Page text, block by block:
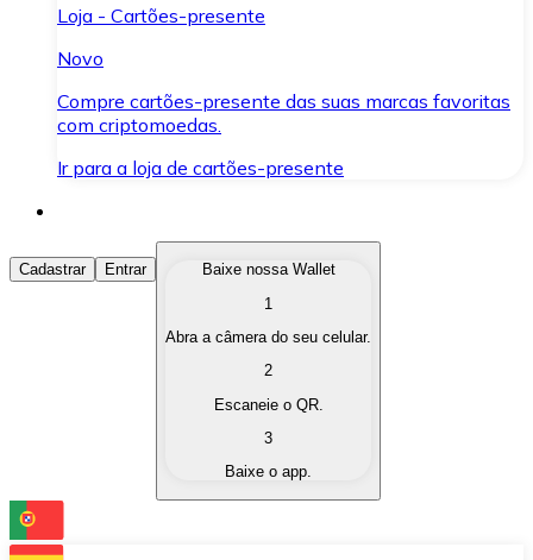
Loja - Cartões-presente
Novo
Compre cartões-presente das suas marcas favoritas
com criptomoedas.
Ir para a loja de cartões-presente
Comprar Criptomoedas
Compre as criptomoedas de seu interesse de forma
Converta suas criptomoedas em moeda fiduciária
Troque uma criptomoeda por outra
Cadastrar Entrar
Baixe nossa Wallet
1
Abra a câmera do seu celular.
2
Escaneie o QR.
3
Baixe o app.